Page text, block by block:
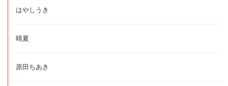
はやしうき
晴夏
原田ちあき